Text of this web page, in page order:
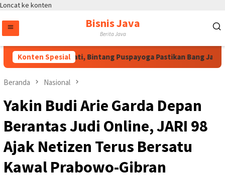
Loncat ke konten
Bisnis Java
Berita Java
Konten Spesial
Arahan Megawati, Bintang Puspayoga Pastikan Bang Jali
Beranda Nasional
Yakin Budi Arie Garda Depan
Berantas Judi Online, JARI 98
Ajak Netizen Terus Bersatu
Kawal Prabowo-Gibran